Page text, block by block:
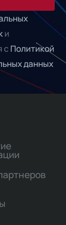
и
с Политикой
данных